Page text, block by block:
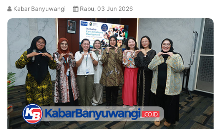
Kabar Banyuwangi Rabu, 03 Jun 2026